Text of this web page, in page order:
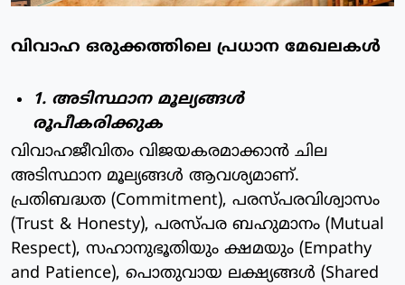
വിവാഹ ഒരുക്കത്തിലെ പ്രധാന മേഖലകൾ
1. അടിസ്ഥാന മൂല്യങ്ങൾ
രൂപീകരിക്കുക
വിവാഹജീവിതം വിജയകരമാക്കാൻ ചില
അടിസ്ഥാന മൂല്യങ്ങൾ ആവശ്യമാണ്.
പ്രതിബദ്ധത (Commitment), പരസ്പരവിശ്വാസം
(Trust & Honesty), പരസ്പര ബഹുമാനം (Mutual
Respect), സഹാനുഭൂതിയും ക്ഷമയും (Empathy
and Patience), പൊതുവായ ലക്ഷ്യങ്ങൾ (Shared